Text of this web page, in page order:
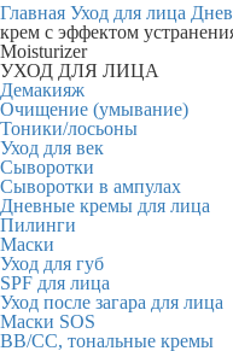
Главная Уход для лица
крем с эффектом
Moisturizer
УХОД ДЛЯ ЛИЦА
Демакияж
Очищение (умывание)
Тоники/лосьоны
Уход для век
Сыворотки
Сыворотки в ампулах
Дневные кремы для лица
Пилинги
Маски
Уход для губ
SPF для лица
Уход после загара для лица
Маски SOS
BB/CC, тональные кремы